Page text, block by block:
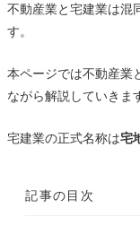
不動産業と宅建業は混
す。
本ページでは不動産業
ながら解説していきま
宅建業の正式名称は宅
記事の目次